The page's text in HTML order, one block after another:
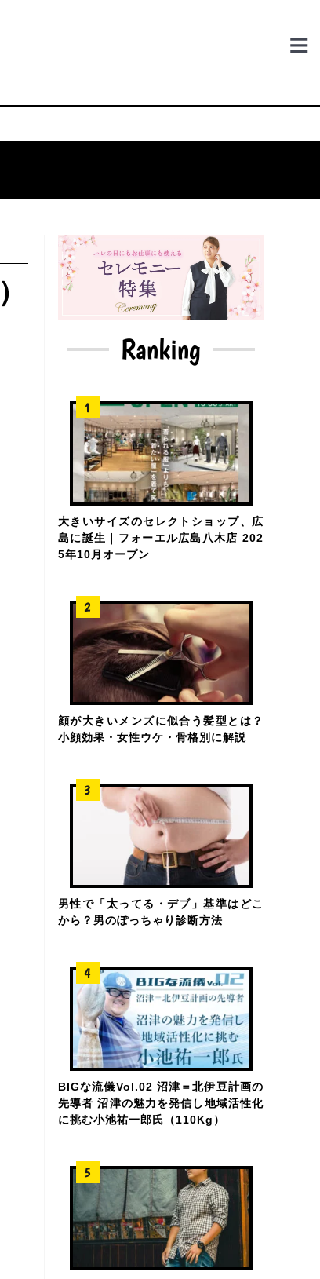
Ranking
大きいサイズのセレクトショップ、広
島に誕生｜フォーエル広島八木店 202
5年10月オープン
顔が大きいメンズに似合う髪型とは？
小顔効果・女性ウケ・骨格別に解説
男性で「太ってる・デブ」基準はどこ
から？男のぽっちゃり診断方法
BIGな流儀Vol.02 沼津＝北伊豆計画の
先導者 沼津の魅力を発信し地域活性化
に挑む小池祐一郎氏（110Kg）